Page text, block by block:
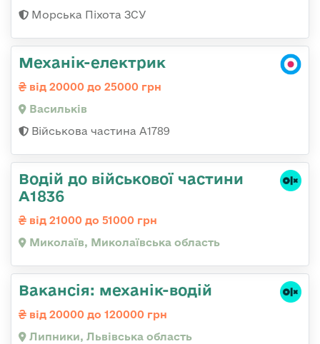
Морська Піхота ЗСУ
Механік-електрик
від 20000 до 25000 грн
Васильків
Військова частина А1789
Водій до військової частини
А1836
від 21000 до 51000 грн
Миколаїв, Миколаївська область
Вакансія: механік-водій
від 20000 до 120000 грн
Липники, Львівська область